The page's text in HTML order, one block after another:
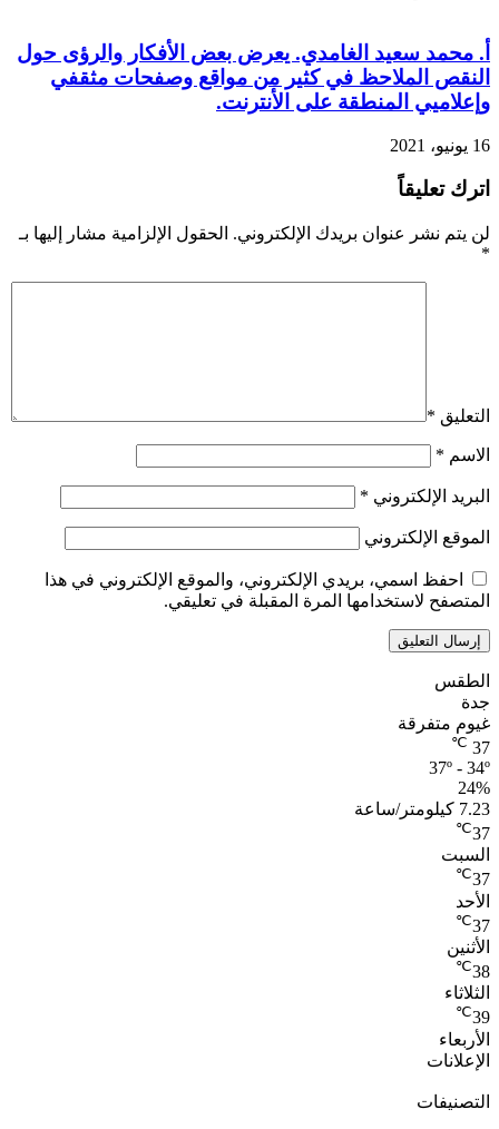
أ. محمد سعيد الغامدي. يعرض بعض الأفكار والرؤى حول
النقص الملاحظ في كثير من مواقع وصفحات مثقفي
وإعلاميي المنطقة على الأنترنت.
16 يونيو، 2021
اترك تعليقاً
لن يتم نشر عنوان بريدك الإلكتروني. الحقول الإلزامية مشار إليها بـ
*
التعليق *
الاسم *
البريد الإلكتروني *
الموقع الإلكتروني
احفظ اسمي، بريدي الإلكتروني، والموقع الإلكتروني في هذا
المتصفح لاستخدامها المرة المقبلة في تعليقي.
الطقس
جدة
غيوم متفرقة
37
℃
37º - 34º
24%
7.23 كيلومتر/ساعة
37
℃
السبت
37
℃
الأحد
37
℃
الأثنين
38
℃
الثلاثاء
39
℃
الأربعاء
الإعلانات
التصنيفات